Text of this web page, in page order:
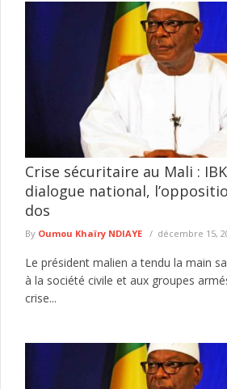
Crise sécuritaire au Mali :
dialogue national,
dos
By Oumou Khaïry NDIAYE décembre 15,
Le président malien a tendu la main
à la société civile et aux groupes
crise...